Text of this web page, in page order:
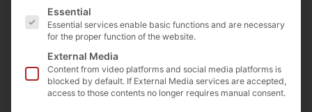
Es folgt eine Liste der Service-Gruppen, für die eine
Essential
Essential services enable basic functions and are necessary
for the proper function of the website.
External Media
Content from video platforms and social media platforms is
blocked by default. If External Media services are accepted,
access to those contents no longer requires manual consent.